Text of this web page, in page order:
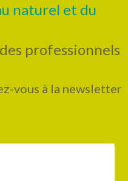
naturel et du
professionnels
vous à la newsletter